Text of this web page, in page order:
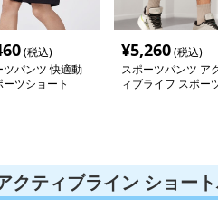
(税込)
ツパンツ 快適動
ツショート
¥5,260(税込)
スポーツパンツ ア
ィブライフ スポー
クティブライン ショー